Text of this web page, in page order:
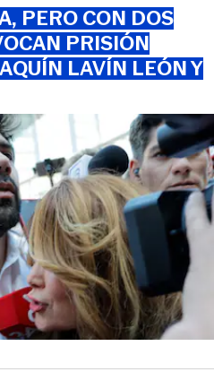
PERO CON DOS
PRISIÓN
LAVÍN LEÓN Y